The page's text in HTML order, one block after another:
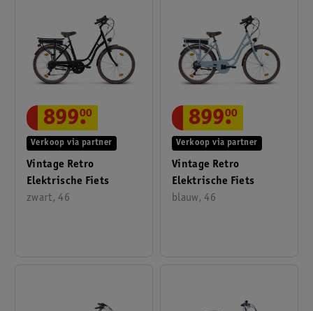
Vintage Retro
Elektrische Fiets
zwart, 46
Verkoop via partner
899.
00
Vintage Retro
Elektrische Fiets
blauw, 46
Verkoop via partner
899.
00